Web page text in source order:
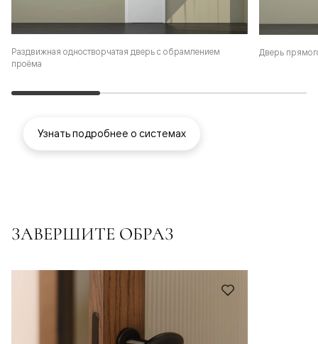
Раздвижная одностворчатая дверь с обрамлением
проёма
Дверь
Узнать подробнее о системах
ЗАВЕРШИТЕ ОБРАЗ